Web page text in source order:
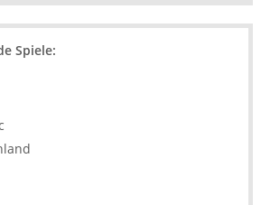
Spiele: